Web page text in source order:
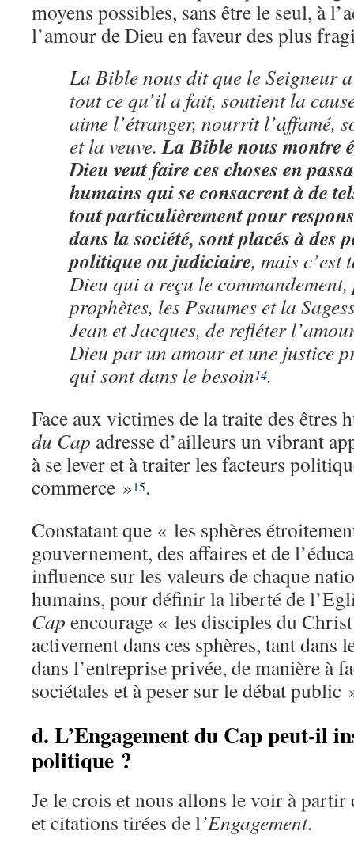
moyens possibles, sans être le seul, à
l’amour de Dieu en faveur des plus
La Bible nous dit que le Seigneur
tout ce qu’il a fait, soutient la
aime l’étranger, nourrit l’affamé,
et la veuve.La Bible nous montre
Dieu veut faire ces choses en
humains qui se consacrent à de
tout particulièrement pour
dans la société, sont placés à des
politique ou judiciaire, mais c’est
Dieu qui a reçu le
prophètes, les Psaumes et la
Jean et Jacques, de refléter
Dieu par un amour et une justice
qui sont dans le besoin14.
Face aux victimes de la traite des êtres
du Cap adresse d’ailleurs un vibrant
à se lever et à traiter les facteurs
commerce »15.
Constatant que « les sphères
gouvernement, des affaires et de
influence sur les valeurs de chaque
humains, pour définir la liberté de
Cap encourage « les disciples du Christ
activement dans ces sphères, tant dans
dans l’entreprise privée, de manière à
sociétales et à peser sur le débat public
d. L’Engagement du Cap peut-il
politique ?
Je le crois et nous allons le voir à partir
et citations tirées de l’Engagement.